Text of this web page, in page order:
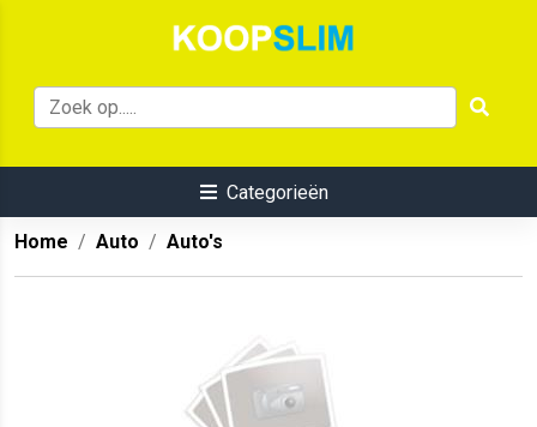
Categorieën
Home Auto Auto's